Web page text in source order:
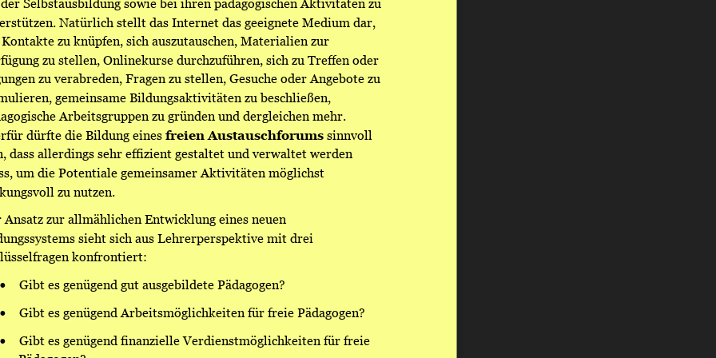
Selbstausbildung sowie bei ihren pädagogischen Aktivitäten zu
Natürlich stellt das Internet das geeignete Medium dar,
zu knüpfen, sich auszutauschen, Materialien zur
zu stellen, Onlinekurse durchzuführen, sich zu Treffen oder
zu verabreden, Fragen zu stellen, Gesuche oder Angebote zu
gemeinsame Bildungsaktivitäten zu beschließen,
Arbeitsgruppen zu gründen und dergleichen mehr.
dürfte die Bildung eines freien Austauschforums sinnvoll
dass allerdings sehr effizient gestaltet und verwaltet werden
um die Potentiale gemeinsamer Aktivitäten möglichst
zu nutzen.
Ansatz zur allmählichen Entwicklung eines neuen
sieht sich aus Lehrerperspektive mit drei
konfrontiert:
Gibt es genügend gut ausgebildete Pädagogen?
Gibt es genügend Arbeitsmöglichkeiten für freie Pädagogen?
Gibt es genügend finanzielle Verdienstmöglichkeiten für freie